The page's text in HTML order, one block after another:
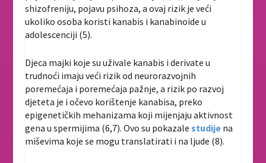
shizofreniju, pojavu psihoza, a ovaj rizik je veći
ukoliko osoba koristi kanabis i kanabinoide u
adolescenciji (5).
Djeca majki koje su uživale kanabis i derivate u
trudnoći imaju veći rizik od neurorazvojnih
poremećaja i poremećaja pažnje, a rizik po razvoj
djeteta je i očevo korištenje kanabisa, preko
epigenetičkih mehanizama koji mijenjaju aktivnost
gena u spermijima (6,7). Ovo su pokazalestudije na
miševima koje se mogu translatirati i na ljude (8).